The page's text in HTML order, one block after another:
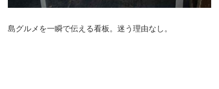
島グルメを一瞬で伝える看板。迷う理由なし。